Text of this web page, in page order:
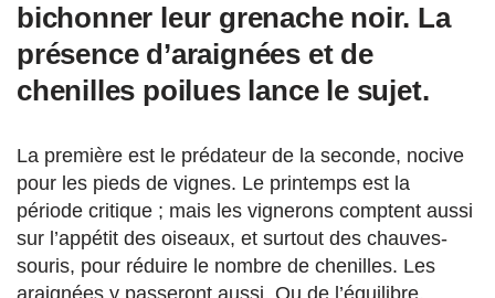
bichonner leur grenache noir. La
présence d’araignées et de
chenilles poilues lance le sujet.
La première est le prédateur de la seconde, nocive
pour les pieds de vignes. Le printemps est la
période critique ; mais les vignerons comptent aussi
sur l’appétit des oiseaux, et surtout des chauves-
souris, pour réduire le nombre de chenilles. Les